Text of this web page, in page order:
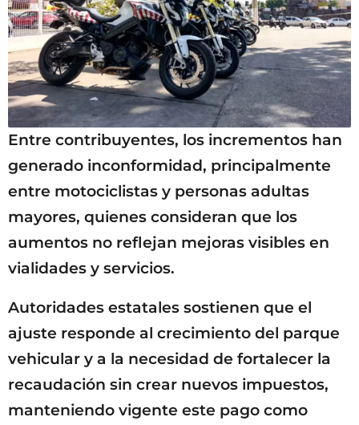
Entre contribuyentes, los incrementos han
generado inconformidad, principalmente
entre motociclistas y personas adultas
mayores, quienes consideran que los
aumentos no reflejan mejoras visibles en
vialidades y servicios.
Autoridades estatales sostienen que el
ajuste responde al crecimiento del parque
vehicular y a la necesidad de fortalecer la
recaudación sin crear nuevos impuestos,
manteniendo vigente este pago como